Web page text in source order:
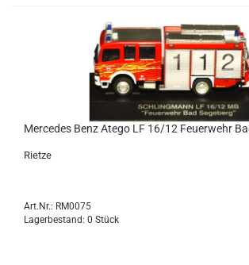
Mer­ce­des Benz Atego LF 16/12 Feu­er­wehr
Riet­ze
Art.Nr.: RM0075
Lagerbestand: 0 Stück